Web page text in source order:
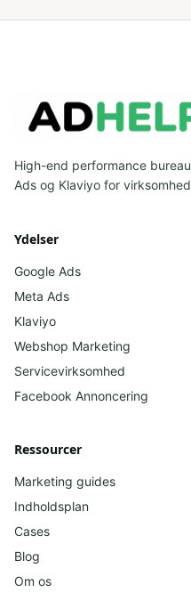
High-end performance
Ads og Klaviyo for
Ydelser
Google Ads
Meta Ads
Klaviyo
Webshop Marketing
Servicevirksomhed
Facebook Annoncering
Ressourcer
Marketing guides
Indholdsplan
Cases
Blog
Om os